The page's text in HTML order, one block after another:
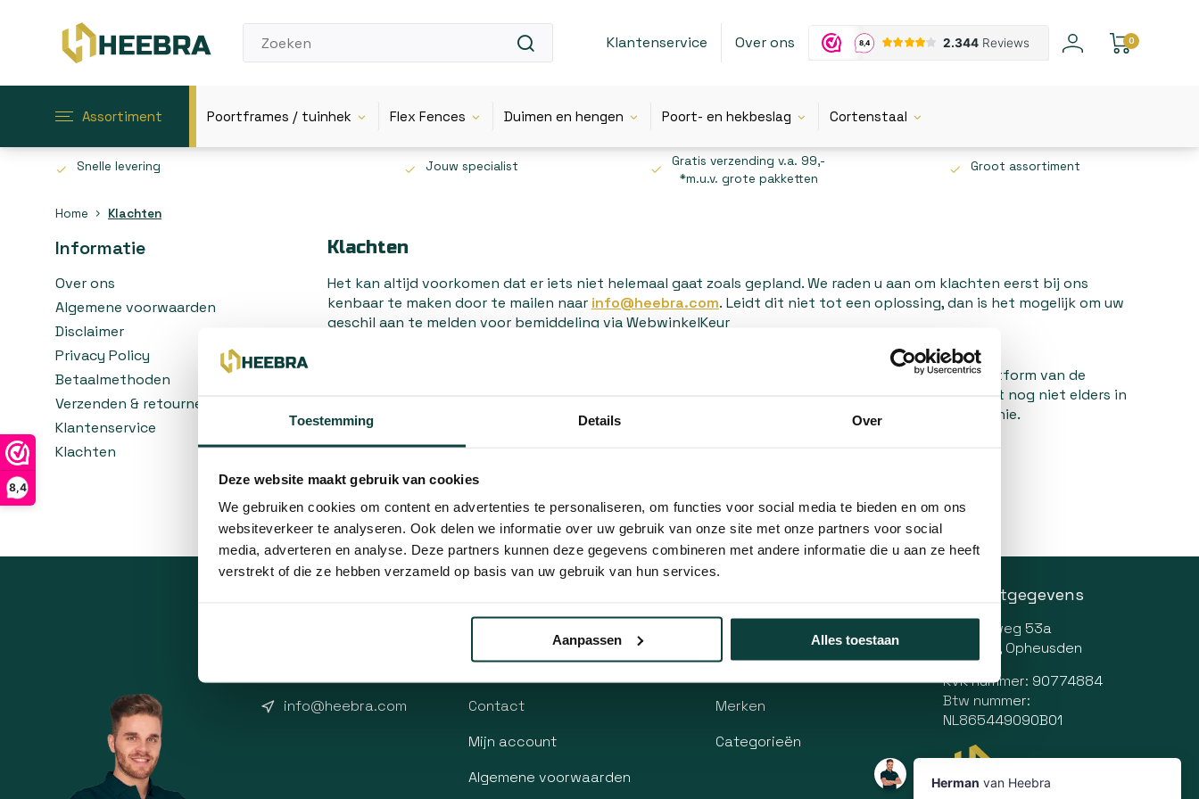
Toestemming Details Over
Deze website maakt gebruik van cookies
We gebruiken cookies om content en advertenties te personaliseren, om functies voor social media te bieden en om ons
websiteverkeer te analyseren. Ook delen we informatie over uw gebruik van onze site met onze partners voor social
media, adverteren en analyse. Deze partners kunnen deze gegevens combineren met andere informatie die u aan ze heeft
verstrekt of die ze hebben verzameld op basis van uw gebruik van hun services.
Aanpassen Alles toestaan
8,4
Klantenservice Over ons 0
Assortiment Poortframes / tuinhek Flex Fences Duimen en hengen Poort- en hekbeslag Cortenstaal
Snelle levering Jouw specialist
Gratis verzending v.a. 99,-
*m.u.v. grote pakketten
Groot assortiment
Home Klachten
Informatie
Over ons
Algemene voorwaarden
Disclaimer
Privacy Policy
Betaalmethoden
Verzenden & retourneren
Klantenservice
Klachten
Klachten
Het kan altijd voorkomen dat er iets niet helemaal gaat zoals gepland. We raden u aan om klachten eerst bij ons
kenbaar te maken door te mailen naar info@heebra.com. Leidt dit niet tot een oplossing, dan is het mogelijk om uw
geschil aan te melden voor bemiddeling via WebwinkelKeur
Tevens is het voor consumenten in de EU ook mogelijk om klachten aan te melden via het ODR-platform van de
. Wanneer uw klacht nog niet elders in
behandeling is dan staat het u vrij om uw klacht te deponeren via het platform van de Europese Unie.
info@heebra.com
Betaalmethoden
Contact
Mijn account
Algemene voorwaarden
Merken
Categorieën
Contactgegevens
Parallelweg 53a
4043 KH, Opheusden
KVK nummer: 90774884
Btw nummer:
NL865449090B01